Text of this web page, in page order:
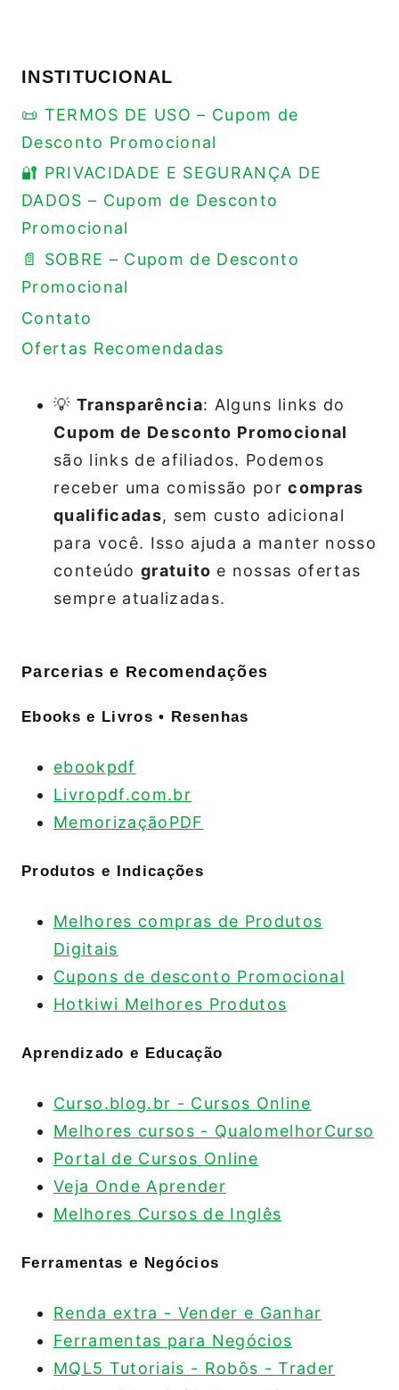
INSTITUCIONAL
📜 TERMOS DE USO – Cupom de
Desconto Promocional
🔐 PRIVACIDADE E SEGURANÇA DE
DADOS – Cupom de Desconto
Promocional
📄 SOBRE – Cupom de Desconto
Promocional
Contato
Ofertas Recomendadas
💡 Transparência: Alguns links do
Cupom de Desconto Promocional
são links de afiliados. Podemos
receber uma comissão porcompras
qualificadas, sem custo adicional
para você. Isso ajuda a manter nosso
conteúdo gratuito e nossas ofertas
sempre atualizadas.
Parcerias e Recomendações
Ebooks e Livros • Resenhas
ebookpdf
Livropdf.com.br
MemorizaçãoPDF
Produtos e Indicações
Melhores compras de Produtos
Digitais
Cupons de desconto Promocional
Hotkiwi Melhores Produtos
Aprendizado e Educação
Curso.blog.br - Cursos Online
Melhores cursos - QualomelhorCurso
Portal de Cursos Online
Veja Onde Aprender
Melhores Cursos de Inglês
Ferramentas e Negócios
Renda extra - Vender e Ganhar
Ferramentas para Negócios
MQL5 Tutoriais - Robôs - Trader